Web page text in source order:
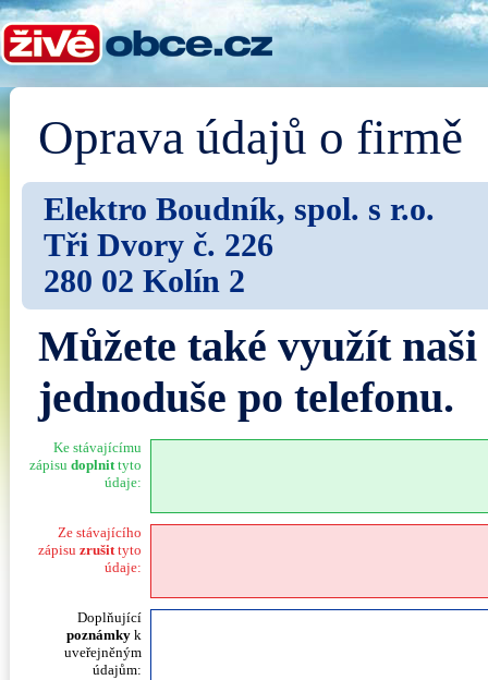
Oprava údajů o firmě
Elektro Boudník, spol. s r.o.
Tři Dvory č. 226
280 02 Kolín 2
Můžete také využít
jednoduše po telefonu.
Ke stávajícímu
zápisu doplnittyto
údaje:
Ze stávajícího
zápisu zrušittyto
údaje:
Doplňující
poznámky k
uveřejněným
údajům: